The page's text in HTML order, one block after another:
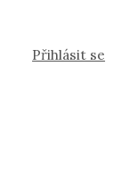
Přihlásit se